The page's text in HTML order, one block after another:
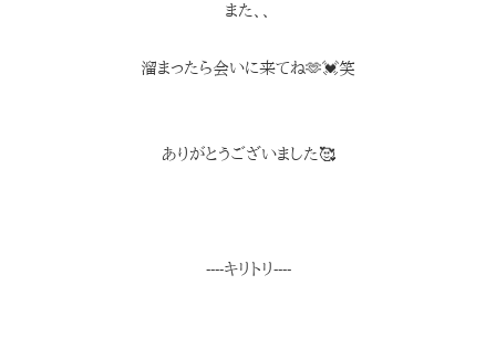
また、、
溜まったら会いに来てね🫶💓笑
ありがとうございました🥰
----キリトリ----